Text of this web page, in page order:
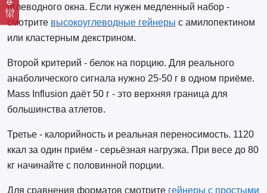
углеводного окна. Если нужен медленный набор -
смотрите высокоуглеводные гейнеры с амилопектином
или кластерным декстрином.
Второй критерий - белок на порцию. Для реального
анаболического сигнала нужно 25-50 г в одном приёме.
Mass Influsion даёт 50 г - это верхняя граница для
большинства атлетов.
Третье - калорийность и реальная переносимость. 1120
ккал за один приём - серьёзная нагрузка. При весе до 80
кг начинайте с половинной порции.
Для сравнения форматов смотрите гейнеры с простыми